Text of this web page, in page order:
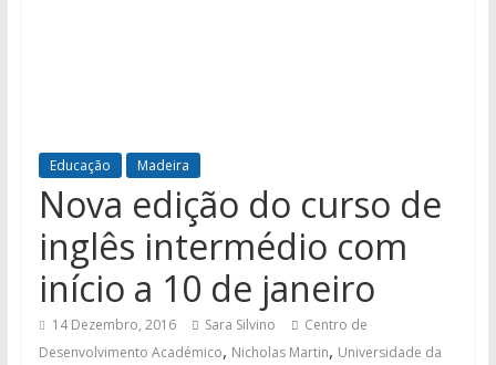
Educação Madeira
Nova edição do curso de
inglês intermédio com
início a 10 de janeiro
14 Dezembro, 2016 Sara Silvino
Centro de
Desenvolvimento Académico, Nicholas Martin, Universidade da